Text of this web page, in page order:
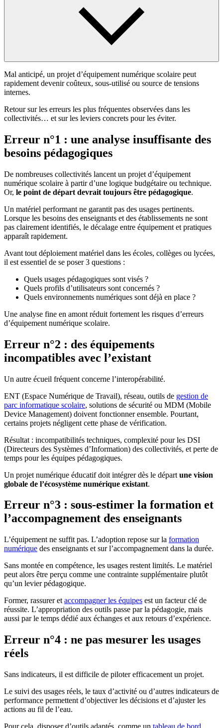
Mal anticipé, un projet d’équipement numérique scolaire peut
rapidement devenir coûteux, sous-utilisé ou source de tensions
internes.
Retour sur les erreurs les plus fréquentes observées dans les
collectivités… et sur les leviers concrets pour les éviter.
Erreur n°1 : une analyse insuffisante des
besoins pédagogiques
De nombreuses collectivités lancent un projet d’équipement
numérique scolaire à partir d’une logique budgétaire ou technique.
Or, le point de départ devrait toujours être pédagogique.
Un matériel performant ne garantit pas des usages pertinents.
Lorsque les besoins des enseignants et des établissements ne sont
pas clairement identifiés, le décalage entre équipement et pratiques
apparaît rapidement.
Avant tout déploiement matériel dans les écoles, collèges ou lycées,
il est essentiel de se poser 3 questions :
Quels usages pédagogiques sont visés ?
Quels profils d’utilisateurs sont concernés ?
Quels environnements numériques sont déjà en place ?
Une analyse fine en amont réduit fortement les risques d’erreurs
d’équipement numérique scolaire.
Erreur n°2 : des équipements
incompatibles avec l’existant
Un autre écueil fréquent concerne l’interopérabilité.
ENT (Espace Numérique de Travail), réseau, outils de gestion de
parc informatique scolaire, solutions de sécurité ou MDM (Mobile
Device Management) doivent fonctionner ensemble. Pourtant,
certains projets négligent cette phase de vérification.
Résultat : incompatibilités techniques, complexité pour les DSI
(Directeurs des Systèmes d’Information) des collectivités, et perte de
temps pour les équipes pédagogiques.
Un projet numérique éducatif doit intégrer dès le départ une vision
globale de l’écosystème numérique existant.
Erreur n°3 : sous-estimer la formation et
l’accompagnement des enseignants
L’équipement ne suffit pas. L’adoption repose sur la formation
numérique des enseignants et sur l’accompagnement dans la durée.
Sans montée en compétence, les usages restent limités. Le matériel
peut alors être perçu comme une contrainte supplémentaire plutôt
qu’un levier pédagogique.
Former, rassurer et accompagner les équipes est un facteur clé de
réussite. L’appropriation des outils passe par la pédagogie, mais
aussi par le temps dédié aux échanges et aux retours d’expérience.
Erreur n°4 : ne pas mesurer les usages
réels
Sans indicateurs, il est difficile de piloter efficacement un projet.
Le suivi des usages réels, le taux d’activité ou d’autres indicateurs de
performance permettent d’objectiver les décisions et d’ajuster les
actions au fil de l’eau.